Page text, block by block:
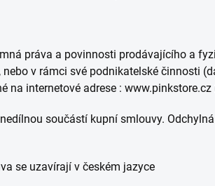
práva a povinnosti prodávajícího a
v rámci své podnikatelské činnosti
na internetové adrese : www.pinkstore.cz
součástí kupní smlouvy.
se uzavírají v českém jazyce